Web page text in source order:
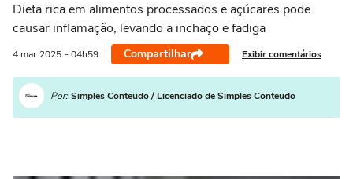
Dieta rica em alimentos processados e açúcares pode
causar inflamação, levando a inchaço e fadiga
4 mar 2025 - 04h59 Compartilhar Exibir comentários
Por: Simples Conteudo / Licenciado de Simples Conteudo